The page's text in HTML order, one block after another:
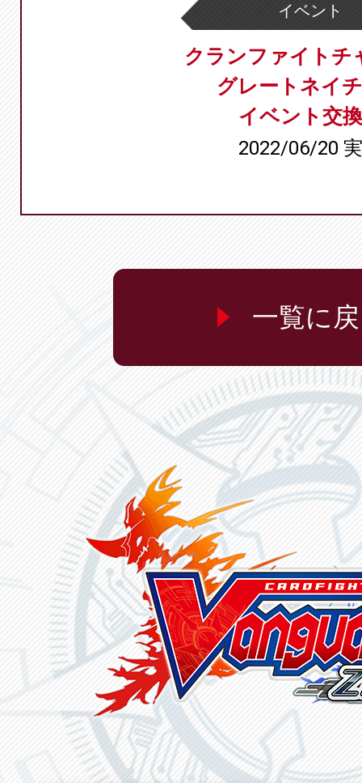
イベント
クランファイトチ
グレートネイ
イベント交
2022/06/20
一覧に